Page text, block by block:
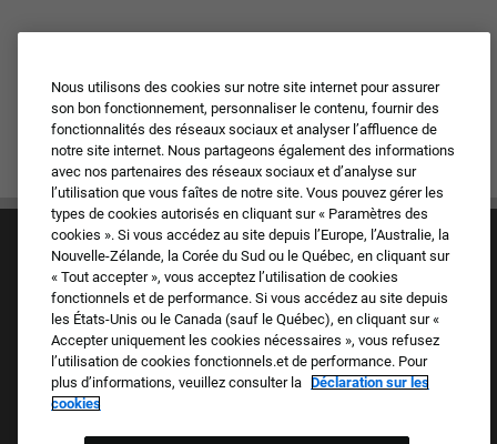
Culture et valeurs
Nos marques
FAQ
Nous utilisons des cookies sur notre site internet pour assurer
son bon fonctionnement, personnaliser le contenu, fournir des
fonctionnalités des réseaux sociaux et analyser l’affluence de
notre site internet. Nous partageons également des informations
avec nos partenaires des réseaux sociaux et d’analyse sur
l’utilisation que vous faîtes de notre site. Vous pouvez gérer les
types de cookies autorisés en cliquant sur « Paramètres des
cookies ». Si vous accédez au site depuis l’Europe, l’Australie, la
Nouvelle-Zélande, la Corée du Sud ou le Québec, en cliquant sur
« Tout accepter », vous acceptez l’utilisation de cookies
fonctionnels et de performance. Si vous accédez au site depuis
les États-Unis ou le Canada (sauf le Québec), en cliquant sur «
Accepter uniquement les cookies nécessaires », vous refusez
l’utilisation de cookies fonctionnels.et de performance. Pour
plus d’informations, veuillez consulter la Déclaration sur les
cookies